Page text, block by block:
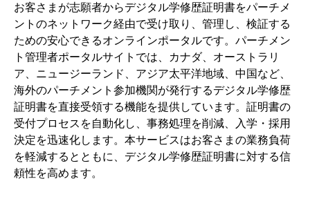
お客さまが志願者からデジタル学修歴証明書をパーチメ
ントのネットワーク経由で受け取り、管理し、検証する
ための安心できるオンラインポータルです。パーチメン
ト管理者ポータルサイトでは、カナダ、オーストラリ
ア、ニュージーランド、アジア太平洋地域、中国など、
海外のパーチメント参加機関が発行するデジタル学修歴
証明書を直接受領する機能を提供しています。証明書の
受付プロセスを自動化し、事務処理を削減、入学・採用
決定を迅速化します。本サービスはお客さまの業務負荷
を軽減するとともに、デジタル学修歴証明書に対する信
頼性を高めます。